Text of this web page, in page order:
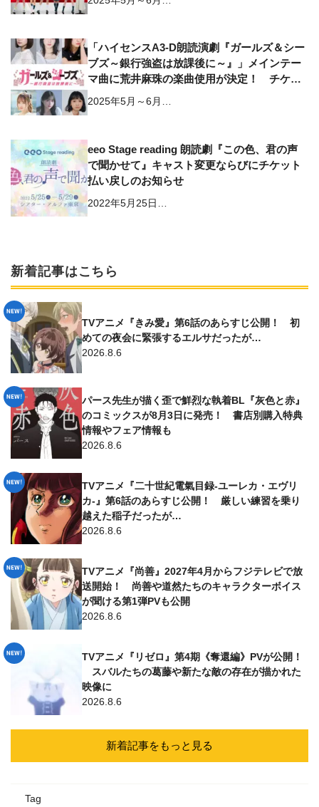
「ハイセンスA3-D朗読演劇『ガールズ＆シー
ブズ～銀行強盗は放課後に～』」メインテー
マ曲に荒井麻珠の楽曲使用が決定！ チケッ
ト情報も解禁へ
2025年5月～6月…
eeo Stage reading 朗読劇『この色、君の声
で聞かせて』キャスト変更ならびにチケット
払い戻しのお知らせ
2022年5月25日…
新着記事はこちら
TVアニメ『きみ愛』第6話のあらすじ公開！ 初
めての夜会に緊張するエルサだったが…
2026.8.6
パース先生が描く歪で鮮烈な執着BL『灰色と赤』
のコミックスが8月3日に発売！ 書店別購入特典
情報やフェア情報も
2026.8.6
TVアニメ『二十世紀電氣目録-ユーレカ・エヴリ
カ-』第6話のあらすじ公開！ 厳しい練習を乗り
越えた稲子だったが…
2026.8.6
TVアニメ『尚善』2027年4月からフジテレビで放
送開始！ 尚善や道然たちのキャラクターボイス
が聞ける第1弾PVも公開
2026.8.6
TVアニメ『リゼロ』第4期《奪還編》PVが公開！
スバルたちの葛藤や新たな敵の存在が描かれた
映像に
2026.8.6
新着記事をもっと見る
Tag